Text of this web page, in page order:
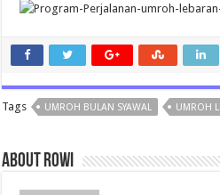
Tags UMROH BULAN SYAWAL UMROH
About rowi